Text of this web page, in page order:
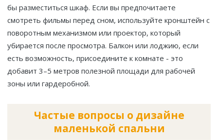
бы разместиться шкаф. Если вы предпочитаете
смотреть фильмы перед сном, используйте кронштейн с
поворотным механизмом или проектор, который
убирается после просмотра. Балкон или лоджию, если
есть возможность, присоедините к комнате - это
добавит 3–5 метров полезной площади для рабочей
зоны или гардеробной.
Частые вопросы о дизайне
маленькой спальни